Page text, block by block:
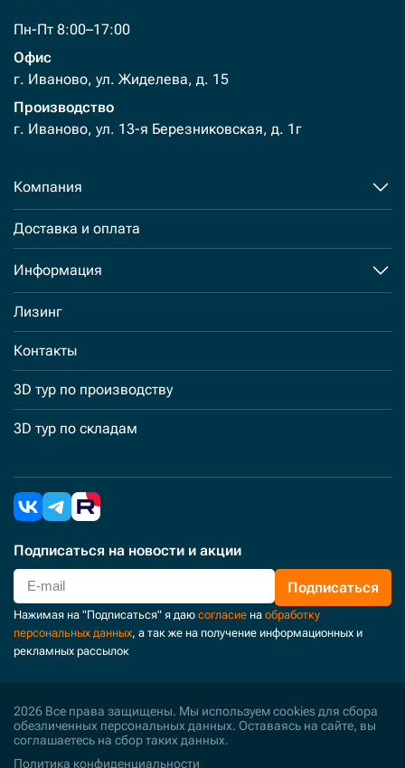
Пн-Пт 8:00–17:00
Офис
г. Иваново, ул. Жиделева, д. 15
Производство
г. Иваново, ул. 13-я Березниковская, д. 1г
Компания
Доставка и оплата
Информация
Лизинг
Контакты
3D тур по производству
3D тур по складам
Подписаться на новости и акции
Подписаться
Нажимая на "Подписаться" я даю согласие на обработку
персональных данных, а так же на получение информационных и
рекламных рассылок
2026 Все права защищены. Мы используем cookies для сбора
обезличенных персональных данных. Оставаясь на сайте, вы
соглашаетесь на сбор таких данных.
Политика конфиденциальности